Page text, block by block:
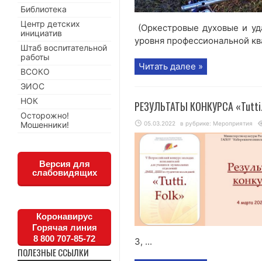
(Оркестровые духовые и
уровня профессиональной
Читать далее »
РЕЗУЛЬТАТЫ КОНКУРСА
05.03.2022 в рубрике: Мероприятия
3, ...
Библиотека
Центр детских
инициатив
Штаб воспитательной
работы
ВСОКО
ЭИОС
НОК
Осторожно!
Мошенники!
Версия для
слабовидящих
Коронавирус
Горячая линия
8 800 707-85-72
ПОЛЕЗНЫЕ ССЫЛКИ